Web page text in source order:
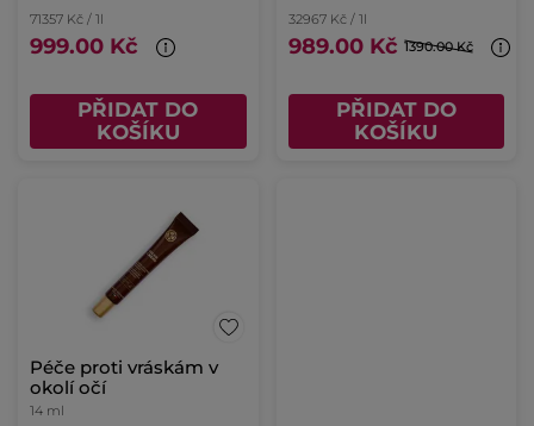
71357 Kč / 1l
999.00 Kč
PŘIDAT DO
KOŠÍKU
32967 Kč / 1l
989.00 Kč 1390.00 Kč
PŘIDAT DO
KOŠÍKU
Péče proti vráskám v
okolí očí
14 ml